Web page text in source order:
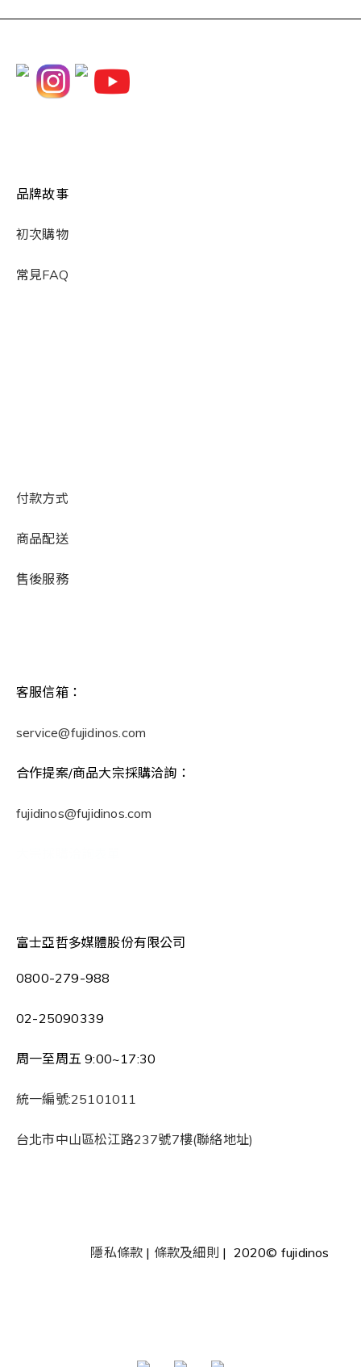
品牌故事
初次購物
常見FAQ
付款方式
商品配送
售後服務
客服信箱：
service@fujidinos.com
合作提案/商品大宗採購洽詢：
fujidinos@fujidinos.com
富士亞哲多媒體股份有限公司
0800-279-988
02-25090339
周一至周五 9:00~17:30
統一編號:25101011
台北市中山區松江路237號7樓(聯絡地址)
隱私條款 | 條款及細則 | 2020© fujidinos